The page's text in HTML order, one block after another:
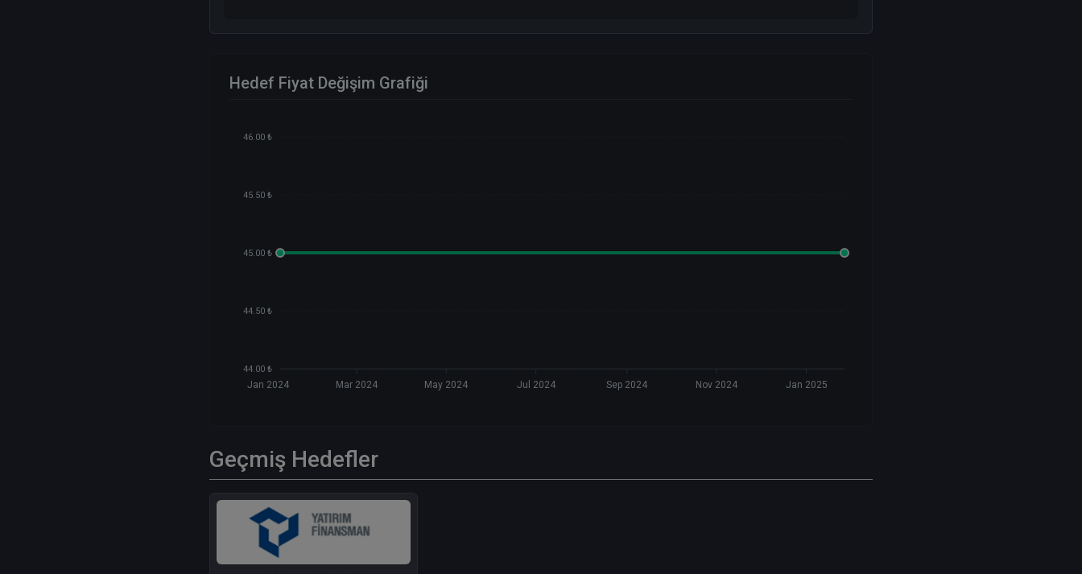
Hedef Fiyat Değişim Grafiği
46.00 ₺
45.50 ₺
45.00 ₺
44.50 ₺
44.00 ₺
Jan 2024 Mar 2024 May 2024 Jul 2024 Sep 2024 Nov 2024 Jan 2025
Geçmiş Hedefler